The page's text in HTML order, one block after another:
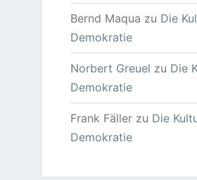
Bernd Maqua zu Die
Demokratie
Norbert Greuel zu Die
Demokratie
Frank Fällerzu Die
Demokratie